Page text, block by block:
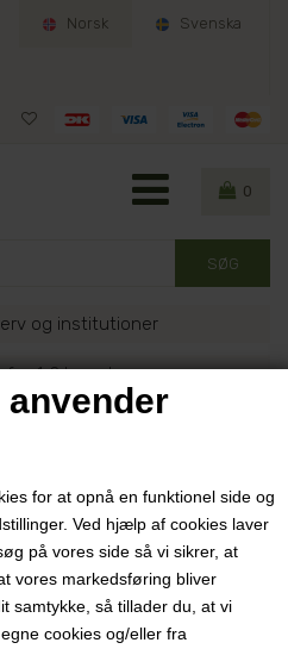
anvender
for at opnå en funktionel side og
Ved hjælp af cookies laver
på vores side så vi sikrer, at
vores markedsføring bliver
samtykke, så tillader du, at vi
cookies og/eller fra
Norsk Svenska
0
og institutioner
1-2 hverdage
Den norske Skatteetatens VOEC
norske hjemmeside er inkl.